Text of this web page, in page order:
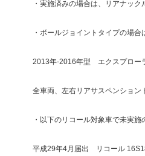
・実施済みの場合は、リアナッ
・ボールジョイントタイプの場
2013年-2016年型 エクスプロー
全車両、左右リアサスペンション
・以下のリコール対象車で未実施
平成29年4月届出 リコール